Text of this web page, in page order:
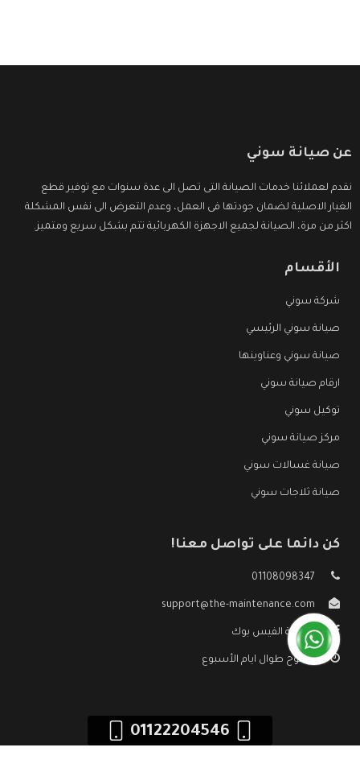
عن صيانة سوني
نقدم لعملائنا خدمات الصيانة التى تصل الى عدة سنوات مع توفير قطع
الغيار الاصلية لضمان جودتها فى العمل، وعدم التعرض الى نفس المشكلة
اكثر من مرة، الصيانة لجميع الاجهزة الكهربائية تتم بشكل سريع ومتميز.
الأقسام
شركة سوني
صيانة سوني الرئيسي
صيانة سوني وعناوينها
ارقام صيانة سوني
توكيل سوني
مركز صيانة سوني
صيانة غسالات سوني
صيانة ثلاجات سوني
كن دائما على تواصل معنا!
01108098347
support@the-maintenance.com
صفحة الفيس بوك
مفتوح طوال ايام الأسبوع
01122204546